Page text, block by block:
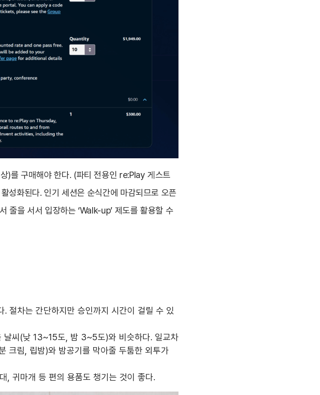
를 구매해야 한다. (파티 전용인 re:Play 게스트
성화된다. 인기 세션은 순식간에 마감되므로 오픈
줄을 서서 입장하는 ‘Walk-up’ 제도를 활용할 수
절차는 간단하지만 승인까지 시간이 걸릴 수 있
날씨(낮 13~15도, 밤 3~5도)와 비슷하다. 일교차
크림, 립밤)와 밤공기를 막아줄 두툼한 외투가
, 귀마개 등 편의 용품도 챙기는 것이 좋다.